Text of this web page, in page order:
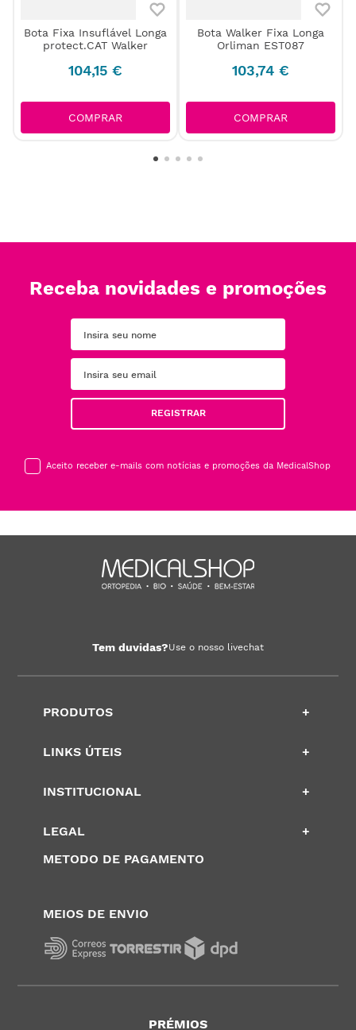
Bota Fixa Insuflável Longa
protect.CAT Walker
104,15 €
COMPRAR
Bota Walker Fixa Longa
Orliman EST087
103,74 €
COMPRAR
Receba novidades e promoções
REGISTRAR
Aceito receber e-mails com notícias e promoções da MedicalShop
Tem duvidas?Use o nosso livechat
PRODUTOS +
LINKS ÚTEIS +
INSTITUCIONAL +
LEGAL
+
METODO DE PAGAMENTO
MEIOS DE ENVIO
PRÉMIOS